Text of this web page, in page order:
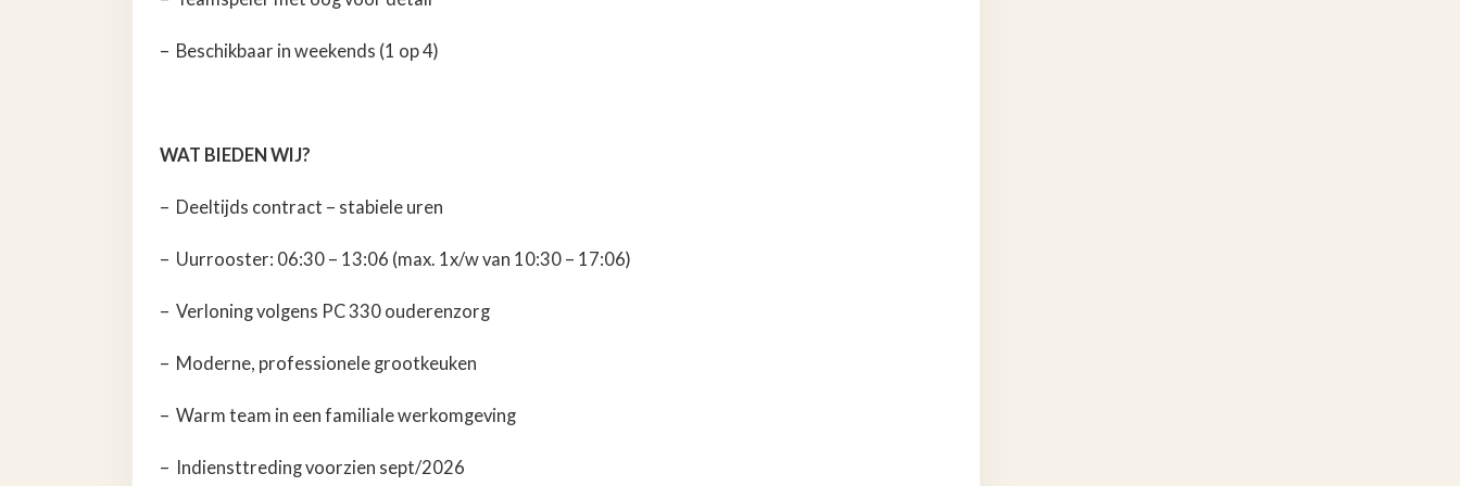
– Beschikbaar in weekends (1 op 4)
WAT BIEDEN WIJ?
– Deeltijds contract – stabiele uren
– Uurrooster: 06:30 – 13:06 (max. 1x/w van 10:30 – 17:06)
– Verloning volgens PC 330 ouderenzorg
– Moderne, professionele grootkeuken
– Warm team in een familiale werkomgeving
– Indiensttreding voorzien sept/2026